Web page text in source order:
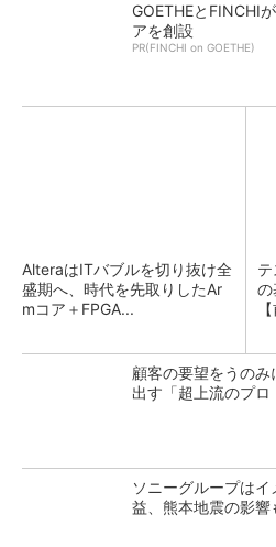
GOETHEとFINCHI
アを創設
PR(FINCHI on GOETHE)
AlteraはITバブルを切り抜け全
盛期へ、時代を先取りしたAr
mコア＋FPGA...
の
顧客の要望をうの
出す「超上流のプロ
ソニーグループは
益、熊本地震の影響